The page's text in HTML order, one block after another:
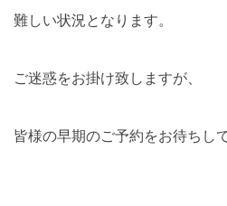
難しい状況となります。
ご迷惑をお掛け致しますが、
皆様の早期のご予約をお待ちし